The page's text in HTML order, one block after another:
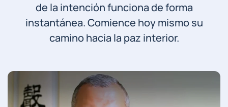
de la intención funciona de forma
instantánea. Comience hoy mismo su
camino hacia la paz interior.